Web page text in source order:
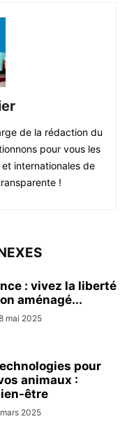
de la rédaction du
pour vous les
internationales de
!
: vivez la liberté
aménagé...
mai 2025
pour
animaux :
être
2025